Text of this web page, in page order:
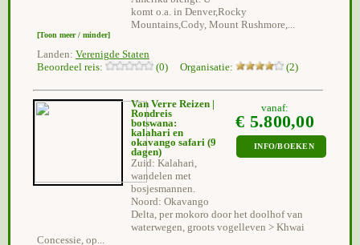
komt o.a. in Denver,Rocky
Mountains,Cody, Mount Rushmore,...
[Toon meer / minder]
Landen: Verenigde Staten
Beoordeel reis:
(0) Organisatie: (2)
vanaf:
€ 5.800,00
INFO/BOEKEN
Van Verre Reizen |
Rondreis
botswana:
kalahari en
okavango safari (9
dagen)
Zuid: Kalahari,
wandelen met
bosjesmannen.
Noord: Okavango
Delta, per mokoro door het doolhof van
waterwegen, groots vogelleven > Khwai
Concessie, op...